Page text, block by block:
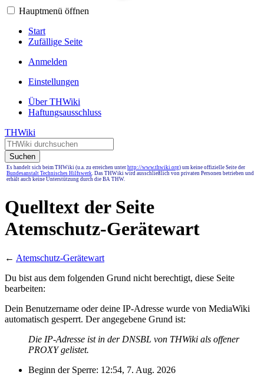
Hauptmenü öffnen
Start
Zufällige Seite
Anmelden
Einstellungen
Über THWiki
Haftungsausschluss
THWiki
Suchen
Es handelt sich beim THWiki (u.a. zu erreichen unter http://www.thwiki.org) um keine offizielle Seite der
Bundesanstalt Technisches Hilfswerk. Das THWiki wird ausschließlich von privaten Personen betrieben und
erhält auch keine Unterstützung durch die BA THW.
Quelltext der Seite
Atemschutz-Gerätewart
← Atemschutz-Gerätewart
Du bist aus dem folgenden Grund nicht berechtigt, diese Seite
bearbeiten:
Dein Benutzername oder deine IP-Adresse wurde von MediaWiki
automatisch gesperrt. Der angegebene Grund ist:
Die IP-Adresse ist in der DNSBL von THWiki als offener
PROXY gelistet.
Beginn der Sperre: 12:54, 7. Aug. 2026